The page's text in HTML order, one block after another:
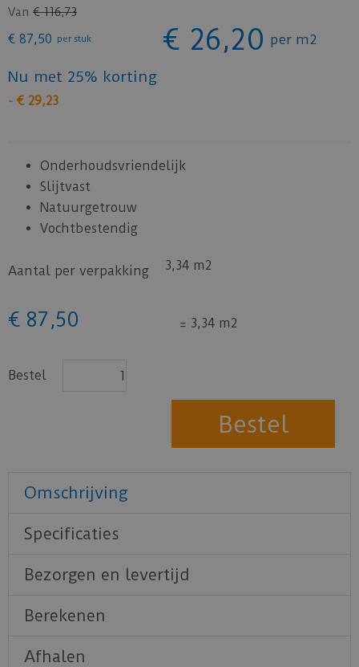
Van € 116,73
€ 87,50 per stuk € 26,20 per m2
Nu met 25% korting
- € 29,23
Onderhoudsvriendelijk
Slijtvast
Natuurgetrouw
Vochtbestendig
Aantal per verpakking 3,34 m2
€ 87,50 = 3,34 m2
Bestel
Omschrijving
Specificaties
Bezorgen en levertijd
Berekenen
Afhalen